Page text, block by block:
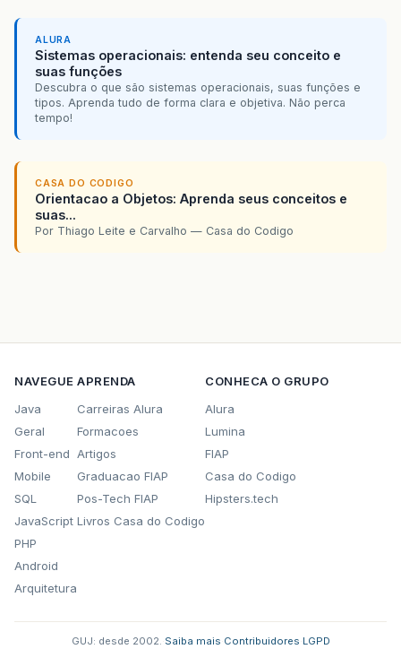
ALURA
Sistemas operacionais: entenda seu conceito e
suas funções
Descubra o que são sistemas operacionais, suas funções e
tipos. Aprenda tudo de forma clara e objetiva. Não perca
tempo!
CASA DO CODIGO
Orientacao a Objetos: Aprenda seus conceitos e
suas...
Por Thiago Leite e Carvalho — Casa do Codigo
NAVEGUE
Java
Geral
Front-end
Mobile
SQL
JavaScript
PHP
Android
Arquitetura
APRENDA
Carreiras Alura
Formacoes
Artigos
Graduacao FIAP
Pos-Tech FIAP
Livros Casa do Codigo
CONHECA O GRUPO
Alura
Lumina
FIAP
Casa do Codigo
Hipsters.tech
GUJ: desde 2002. Saiba mais Contribuidores LGPD